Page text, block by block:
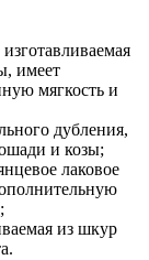
имеет
мягкость и
дубления,
и козы;
лаковое
из шкур